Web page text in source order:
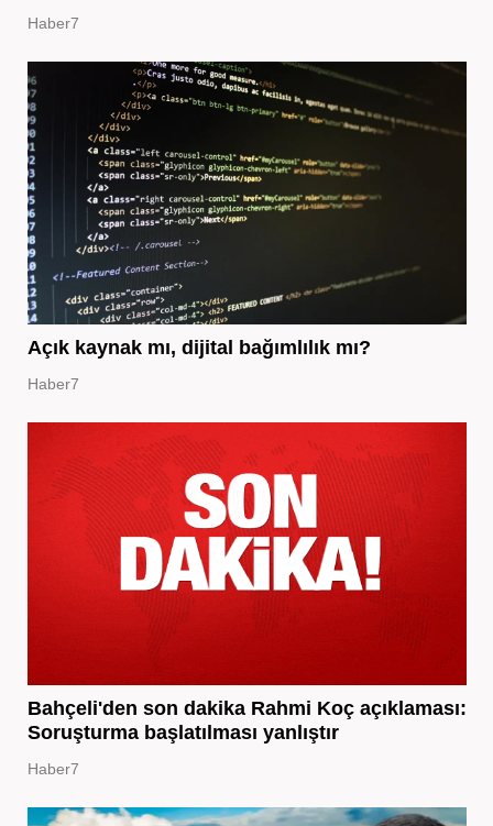
Haber7
Açık kaynak mı, dijital bağımlılık mı?
Haber7
Bahçeli'den son dakika Rahmi Koç açıklaması:
Soruşturma başlatılması yanlıştır
Haber7